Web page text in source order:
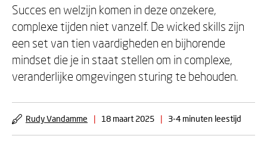
Succes en welzijn komen in deze onzekere,
complexe tijden niet vanzelf. De wicked skills zijn
een set van tien vaardigheden en bijhorende
mindset die je in staat stellen om in complexe,
veranderlijke omgevingen sturing te behouden.
Rudy Vandamme | 18 maart 2025 | 3-4 minuten leestijd